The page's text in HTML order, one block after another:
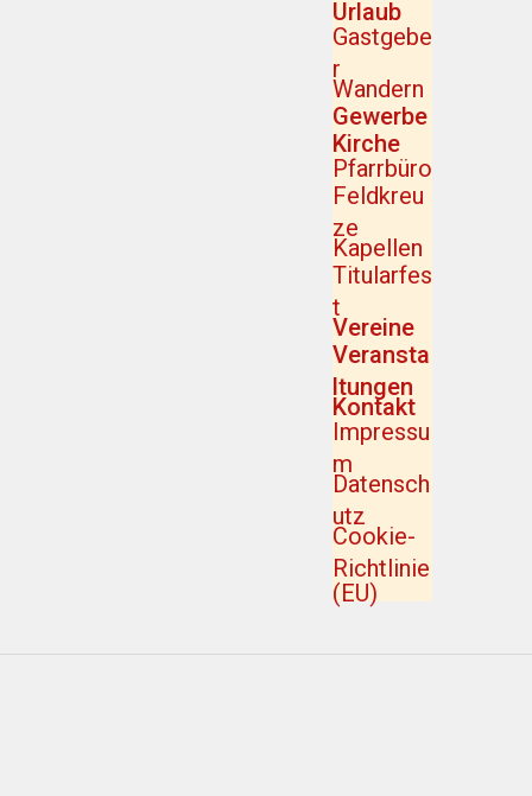
Urlaub
Gastgebe
r
Wandern
Gewerbe
Kirche
Pfarrbüro
Feldkreu
ze
Kapellen
Titularfes
t
Vereine
Veransta
ltungen
Kontakt
Impressu
m
Datensch
utz
Cookie-
Richtlinie
(EU)